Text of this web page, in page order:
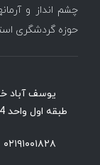
چشم انداز و
حوزه گردشگری
طبقه اول واحد 4 (پشتیبانی 24 ساعته)
۰۲۱۹۱۰۰۱۸۲۸